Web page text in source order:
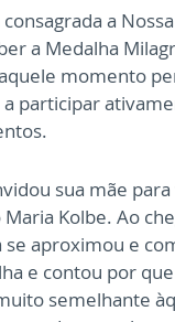
a
a Medalha
momento
participar
sua mãe
Kolbe. Ao
aproximou e
e contou por
semelhante